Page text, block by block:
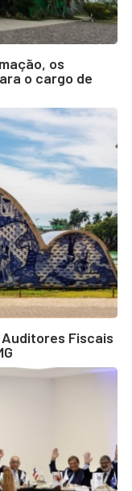
os
o cargo de
Fiscais